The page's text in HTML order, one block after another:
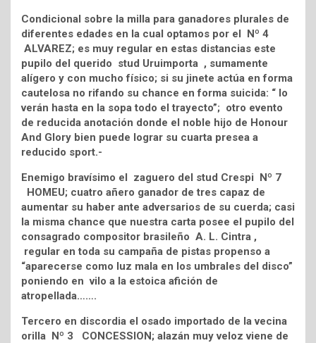
Condicional sobre la milla para ganadores plurales de
diferentes edades en la cual optamos por el Nº 4
ALVAREZ; es muy regular en estas distancias este
pupilo del querido stud Uruimporta , sumamente
alígero y con mucho físico; si su jinete actúa en forma
cautelosa no rifando su chance en forma suicida: “ lo
verán hasta en la sopa todo el trayecto”; otro evento
de reducida anotación donde el noble hijo de Honour
And Glory bien puede lograr su cuarta presea a
reducido sport.-
Enemigo bravísimo el zaguero del stud Crespi Nº 7
HOMEU; cuatro añero ganador de tres capaz de
aumentar su haber ante adversarios de su cuerda; casi
la misma chance que nuestra carta posee el pupilo del
consagrado compositor brasileño A. L. Cintra ,
regular en toda su campaña de pistas propenso a
“aparecerse como luz mala en los umbrales del disco”
poniendo en vilo a la estoica afición de
atropellada…….
Tercero en discordia el osado importado de la vecina
orilla Nº 3 CONCESSION; alazán muy veloz viene de